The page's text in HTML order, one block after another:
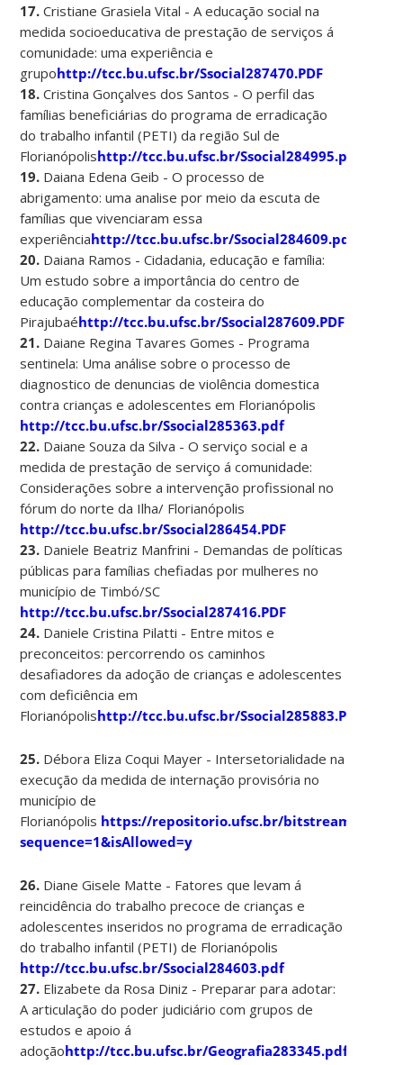
17.Cristiane Grasiela Vital - A educação social na
medida socioeducativa de prestação de serviços á
comunidade: uma experiência e
grupohttp://tcc.bu.ufsc.br/Ssocial287470.PDF
18. Cristina Gonçalves dos Santos - O perfil das
famílias beneficiárias do programa de erradicação
do trabalho infantil (PETI) da região Sul de
Florianópolishttp://tcc.bu.ufsc.br/Ssocial284995.pdf
19. Daiana Edena Geib - O processo de
abrigamento: uma analise por meio da escuta de
famílias que vivenciaram essa
experiênciahttp://tcc.bu.ufsc.br/Ssocial284609.pdf
20. Daiana Ramos - Cidadania, educação e família:
Um estudo sobre a importância do centro de
educação complementar da costeira do
Pirajubaéhttp://tcc.bu.ufsc.br/Ssocial287609.PDF
21. Daiane Regina Tavares Gomes - Programa
sentinela: Uma análise sobre o processo de
diagnostico de denuncias de violência domestica
contra crianças e adolescentes em Florianópolis
http://tcc.bu.ufsc.br/Ssocial285363.pdf
22. Daiane Souza da Silva - O serviço social e a
medida de prestação de serviço á comunidade:
Considerações sobre a intervenção profissional no
fórum do norte da Ilha/ Florianópolis
http://tcc.bu.ufsc.br/Ssocial286454.PDF
23. Daniele Beatriz Manfrini - Demandas de políticas
públicas para famílias chefiadas por mulheres no
município de Timbó/SC
http://tcc.bu.ufsc.br/Ssocial287416.PDF
24. Daniele Cristina Pilatti - Entre mitos e
preconceitos: percorrendo os caminhos
desafiadores da adoção de crianças e adolescentes
com deficiência em
Florianópolishttp://tcc.bu.ufsc.br/Ssocial285883.PDF
25. Débora Eliza Coqui Mayer - Intersetorialidade na
execução da medida de internação provisória no
município de
Florianópolis https://repositorio.ufsc.br/bitstream/
sequence=1&isAllowed=y
26. Diane Gisele Matte - Fatores que levam á
reincidência do trabalho precoce de crianças e
adolescentes inseridos no programa de erradicação
do trabalho infantil (PETI) de Florianópolis
http://tcc.bu.ufsc.br/Ssocial284603.pdf
27. Elizabete da Rosa Diniz - Preparar para adotar:
A articulação do poder judiciário com grupos de
estudos e apoio á
adoçãohttp://tcc.bu.ufsc.br/Geografia283345.pdf